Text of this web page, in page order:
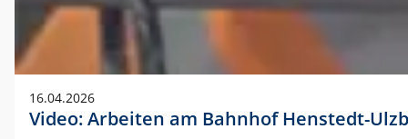
16.04.2026
Video: Arbeiten am Bahnhof Henstedt-